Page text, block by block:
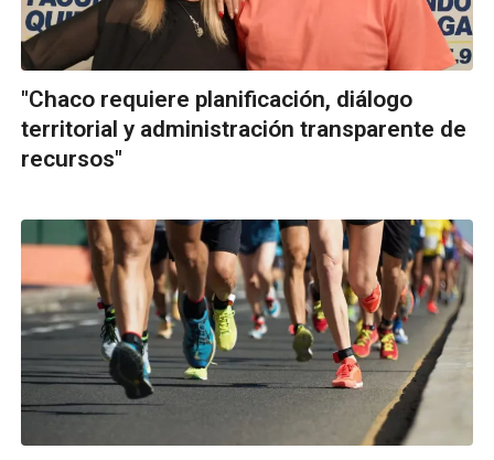
"Chaco requiere planificación, diálogo
territorial y administración transparente de
recursos"